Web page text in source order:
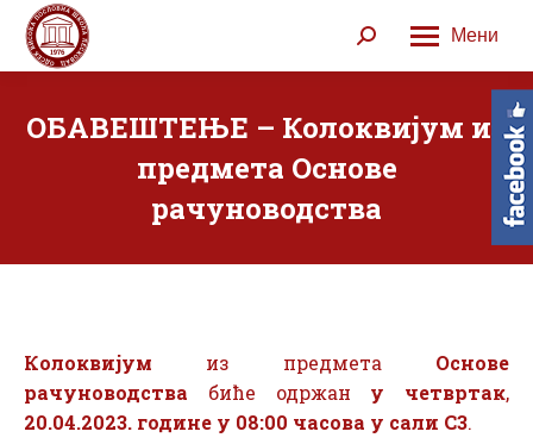
Мени
Search:
ОБАВЕШТЕЊЕ – Колоквијум из
предмета Основе
рачуноводства
Колоквијум из предмета Основе
рачуноводства биће одржан у четвртак,
20.04.2023. године у 08:00 часова у сали С3.